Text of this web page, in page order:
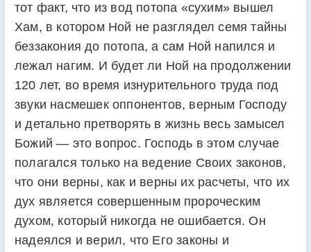
тот факт, что из вод потопа «сухим» вышел
Хам, в котором Ной не разглядел семя тайны
беззакония до потопа, а сам Ной напился и
лежал нагим. И будет ли Ной на продолжении
120 лет, во время изнурительного труда под
звуки насмешек оппонентов, верным Господу
и детально претворять в жизнь весь замысел
Божий — это вопрос. Господь в этом случае
полагался только на ведение Своих законов,
что они верны, как и верны их расчеты, что их
дух является совершенным пророческим
духом, который никогда не ошибается. Он
надеялся и верил, что Его законы и